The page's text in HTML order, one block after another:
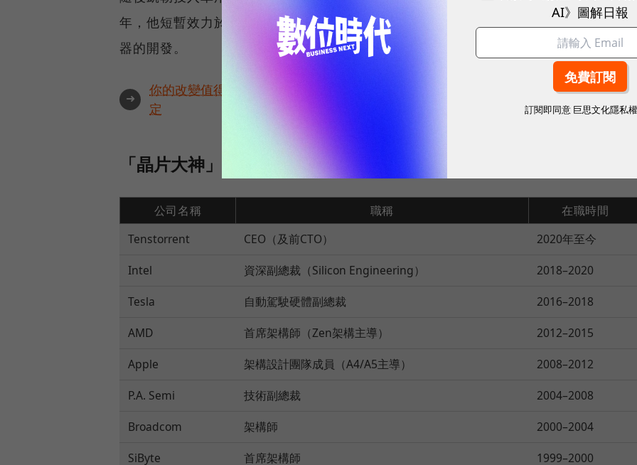
年，他短暫效力於英特爾，2020年則加入新創Tenstorrent，將目光聚焦在小晶片處理
器的開發。
➜
你的改變值得被看見🔥最具全球市場潛能的創新實踐！立即報名100 MVP，挑戰雙獎肯
定
「晶片大神」凱勒曾任職英特爾、AMD
公司名稱 職稱
在職時間
Tenstorrent
CEO（及前CTO）
2020年至今
Intel
資深副總裁（Silicon Engineering）
2018–2020
Tesla
自動駕駛硬體副總裁
2016–2018
AMD
首席架構師（Zen架構主導）
2012–2015
Apple
架構設計團隊成員（A4/A5主導）
2008–2012
P.A. Semi
技術副總裁
2004–2008
Broadcom
架構師
2000–2004
SiByte
首席架構師
1999–2000
AI》圖解日報
訂閱即同意 巨思文化隱私